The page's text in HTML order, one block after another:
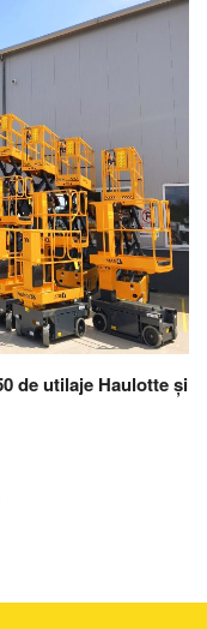
de utilaje Haulotte și